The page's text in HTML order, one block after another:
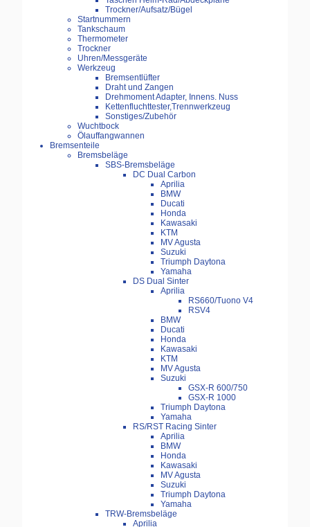
Trockner/Aufsatz/Bügel
Startnummern
Tankschaum
Thermometer
Trockner
Uhren/Messgeräte
Werkzeug
Bremsentlüfter
Draht und Zangen
Drehmoment Adapter, Innens. Nuss
Kettenfluchttester,Trennwerkzeug
Sonstiges/Zubehör
Wuchtbock
Ölauffangwannen
Bremsenteile
Bremsbeläge
SBS-Bremsbeläge
DC Dual Carbon
Aprilia
BMW
Ducati
Honda
Kawasaki
KTM
MV Agusta
Suzuki
Triumph Daytona
Yamaha
DS Dual Sinter
Aprilia
RS660/Tuono V4
RSV4
BMW
Ducati
Honda
Kawasaki
KTM
MV Agusta
Suzuki
GSX-R 600/750
GSX-R 1000
Triumph Daytona
Yamaha
RS/RST Racing Sinter
Aprilia
BMW
Honda
Kawasaki
MV Agusta
Suzuki
Triumph Daytona
Yamaha
TRW-Bremsbeläge
Aprilia